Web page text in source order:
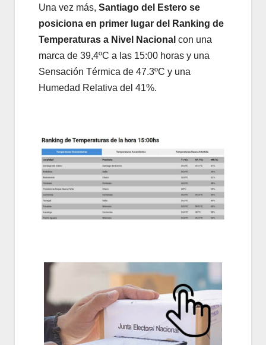
Una vez más, Santiago del Estero se
posiciona en primer lugar del Ranking de
Temperaturas a Nivel Nacional con una
marca de 39,4ºC a las 15:00 horas y una
Sensación Térmica de 47.3ºC y una
Humedad Relativa del 41%.